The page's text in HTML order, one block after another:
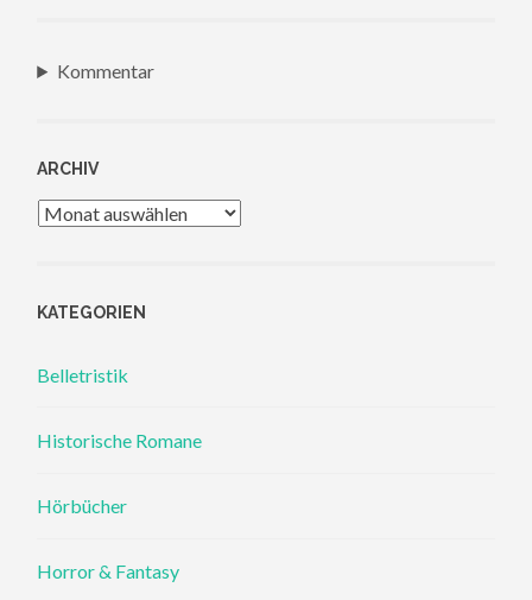
Kommentar
ARCHIV
Archiv
KATEGORIEN
Belletristik
Historische Romane
Hörbücher
Horror & Fantasy